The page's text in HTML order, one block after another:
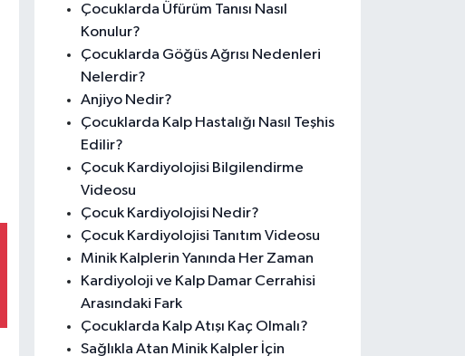
Çocuklarda Üfürüm Tanısı Nasıl
Konulur?
Çocuklarda Göğüs Ağrısı Nedenleri
Nelerdir?
Anjiyo Nedir?
Çocuklarda Kalp Hastalığı Nasıl Teşhis
Edilir?
Çocuk Kardiyolojisi Bilgilendirme
Videosu
Çocuk Kardiyolojisi Nedir?
Çocuk Kardiyolojisi Tanıtım Videosu
Minik Kalplerin Yanında Her Zaman
Kardiyoloji ve Kalp Damar Cerrahisi
Arasındaki Fark
Çocuklarda Kalp Atışı Kaç Olmalı?
Sağlıkla Atan Minik Kalpler İçin